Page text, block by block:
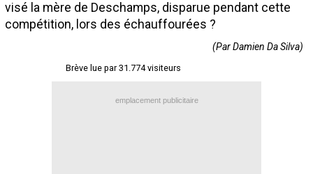
visé la mère de Deschamps, disparue pendant cette
compétition, lors des échauffourées ?
(Par Damien Da Silva)
Brève lue par 31.774 visiteurs
emplacement publicitaire
Recrutement Maxifoot
site web Maxifoot.fr